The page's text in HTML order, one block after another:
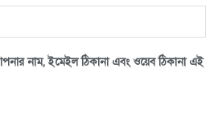
নাম, ইমেইল ঠিকানা এবং ওয়েব ঠিকানা এই